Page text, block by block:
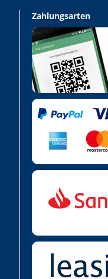
Zahlungsarten